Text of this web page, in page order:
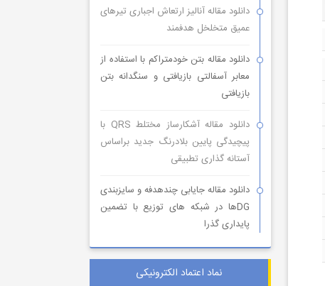
دانلود مقاله آنالیز ارتعاش اجباری تیرهای
عمیق متخلخل هدفمند
دانلود مقاله بتن خودمتراکم با استفاده از
معابر آسفالتی بازیافتی و سنگدانه بتن
بازیافتی
دانلود مقاله آشکارساز مختلط QRS با
پیچیدگی پایین بلادرنگ جدید براساس
آستانه گذاری تطبیقی
دانلود مقاله جایابی چندهدفه و سایزبندی
DGها در شبکه های توزیع با تضمین
پایداری گذرا
نماد اعتماد الکترونیکی